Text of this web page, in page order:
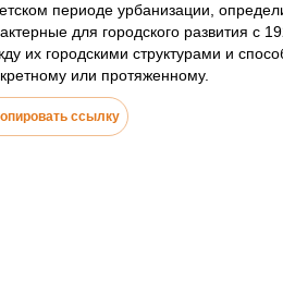
периоде урбанизации,
для городского развития с
их городскими структурами и
или протяженному.
ссылку